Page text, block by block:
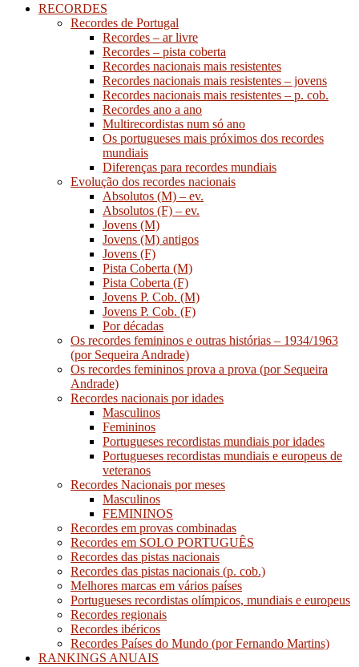
RECORDES
Recordes de Portugal
Recordes – ar livre
Recordes – pista coberta
Recordes nacionais mais resistentes
Recordes nacionais mais resistentes – jovens
Recordes nacionais mais resistentes – p. cob.
Recordes ano a ano
Multirecordistas num só ano
Os portugueses mais próximos dos recordes
mundiais
Diferenças para recordes mundiais
Evolução dos recordes nacionais
Absolutos (M) – ev.
Absolutos (F) – ev.
Jovens (M)
Jovens (M) antigos
Jovens (F)
Pista Coberta (M)
Pista Coberta (F)
Jovens P. Cob. (M)
Jovens P. Cob. (F)
Por décadas
Os recordes femininos e outras histórias – 1934/1963
(por Sequeira Andrade)
Os recordes femininos prova a prova (por Sequeira
Andrade)
Recordes nacionais por idades
Masculinos
Femininos
Portugueses recordistas mundiais por idades
Portugueses recordistas mundiais e europeus de
veteranos
Recordes Nacionais por meses
Masculinos
FEMININOS
Recordes em provas combinadas
Recordes em SOLO PORTUGUÊS
Recordes das pistas nacionais
Recordes das pistas nacionais (p. cob.)
Melhores marcas em vários países
Portugueses recordistas olímpicos, mundiais e europeus
Recordes regionais
Recordes ibéricos
Recordes Países do Mundo (por Fernando Martins)
RANKINGS ANUAIS